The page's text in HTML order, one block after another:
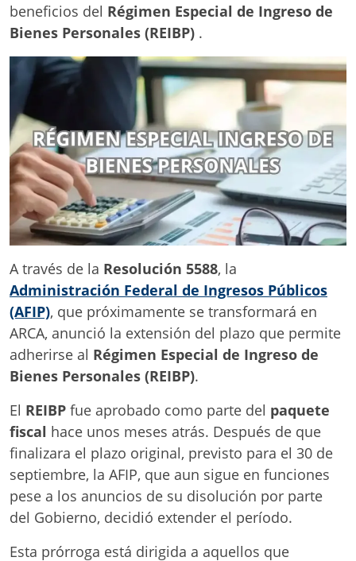
beneficios del Régimen Especial de Ingreso de
Bienes Personales (REIBP) .
A través de la Resolución 5588, la
Administración Federal de Ingresos Públicos
(AFIP), que próximamente se transformará en
ARCA, anunció la extensión del plazo que permite
adherirse al Régimen Especial de Ingreso de
Bienes Personales (REIBP).
El REIBP fue aprobado como parte del paquete
fiscal hace unos meses atrás. Después de que
finalizara el plazo original, previsto para el 30 de
septiembre, la AFIP, que aun sigue en funciones
pese a los anuncios de su disolución por parte
del Gobierno, decidió extender el período.
Esta prórroga está dirigida a aquellos que